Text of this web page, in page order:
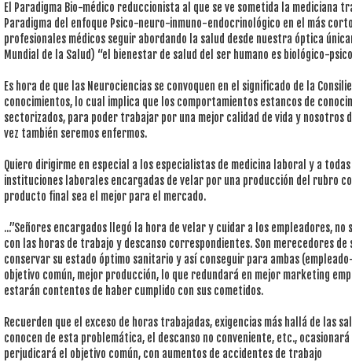
El Paradigma Bio-médico reduccionista al que se ve sometida la mediciana
Paradigma del enfoque Psico-neuro-inmuno-endocrinológico en el más
profesionales médicos seguir abordando la salud desde nuestra óptica
Mundial de la Salud) “el bienestar de salud del ser humano es biológico-
Es hora de que las Neurociencias se convoquen en el significado de la
conocimientos, lo cual implica que los comportamientos estancos de
sectorizados, para poder trabajar por una mejor calidad de vida y nosotros
vez también seremos enfermos.
Quiero dirigirme en especial a los especialistas de medicina laboral y a
instituciones laborales encargadas de velar por una producción del rubro
producto final sea el mejor para el mercado.
...”Señores encargados llegó la hora de velar y cuidar a los empleadores,
con las horas de trabajo y descanso correspondientes. Son merecedores de
conservar su estado óptimo sanitario y así conseguir para ambas
objetivo común, mejor producción, lo que redundará en mejor marketing
estarán contentos de haber cumplido con sus cometidos.
Recuerden que el exceso de horas trabajadas, exigencias más hallá de las
conocen de esta problemática, el descanso no conveniente, etc.,
perjudicará el objetivo común, con aumentos de accidentes de trabajo